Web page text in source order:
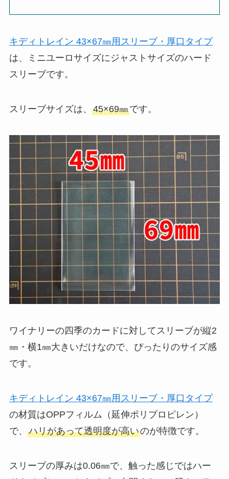
キディトレイン 43×67㎜用スリーブ・厚口タイプ
は、ミニユーロサイズにジャストサイズのハード
スリーブです。
スリーブサイズは、 45×69㎜です。
ワイナリーの四季のカードに対してスリーブが縦2
㎜・横1㎜大きいだけなので、ぴったりのサイズ感
です。
キディトレイン 43×67㎜用スリーブ・厚口タイプ
の材質はOPPフィルム（延伸ポリプロピレン）
で、 ハリがあって透明度が高いのが特徴です。
スリーブの厚みは0.06㎜で、触った感じではハー